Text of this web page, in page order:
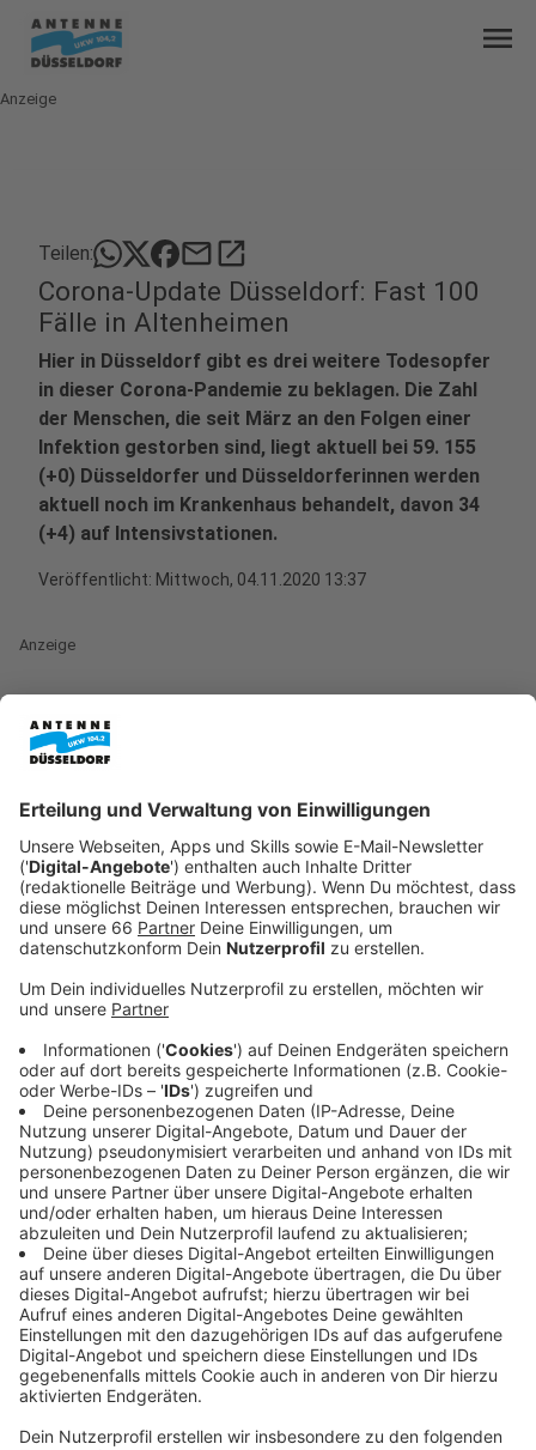
menu
Anzeige
Teilen: mailopen_in_new
Corona-Update Düsseldorf: Fast 100
Fälle in Altenheimen
Hier in Düsseldorf gibt es drei weitere Todesopfer
in dieser Corona-Pandemie zu beklagen. Die Zahl
der Menschen, die seit März an den Folgen einer
Infektion gestorben sind, liegt aktuell bei 59. 155
(+0) Düsseldorfer und Düsseldorferinnen werden
aktuell noch im Krankenhaus behandelt, davon 34
(+4) auf Intensivstationen.
Veröffentlicht: Mittwoch, 04.11.2020 13:37
Anzeige
Weil im Moment wieder mehr Menschen die Infektion
überstanden haben, als sich neu zu infizieren, sinkt die
Mittwoch bei 351 (-57). Diese Zahl kann sich aber auch
schnell wieder ändern, da aktuell 3361 (-180)
Menschen in häuslicher Quarantäne sind; auch weil sie
Kontakt zu Infizierten hatten. Die 7-Tages-Inzidenz
liegt bei 205,9 (3.11.: 204,7) - dieser Wert gibt die Zahl
der bekannt gewordenen Infektionen in den letzten 7
Tagen pro 100.000 Einwohner an. Neue Fälle gibt es
auch in einigen Kindertagesstätten und Schulen. Und
mittlerweile insgesamt über 100 Fälle, die aus den
Altenheimen gemeldet werden.
Anzeige
Mehr Infos und Links zu dem Thema
Anzeige
Kindertagesstätten:
Bei den Kindertagesstätten Arche Noah, Villa Luna
Südring und Weseler Straße wurde bei jeweils einer
Betreuungsperson das Coronavirus nachgewiesen. An